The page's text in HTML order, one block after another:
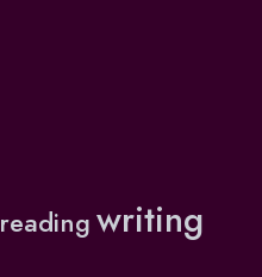
reading writing